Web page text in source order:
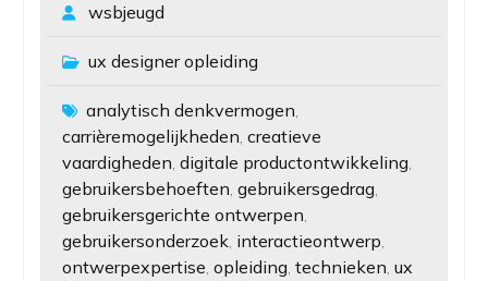
wsbjeugd
ux designer opleiding
analytisch denkvermogen,
carrièremogelijkheden, creatieve
vaardigheden, digitale productontwikkeling,
gebruikersbehoeften, gebruikersgedrag,
gebruikersgerichte ontwerpen,
gebruikersonderzoek, interactieontwerp,
ontwerpexpertise, opleiding, technieken, ux